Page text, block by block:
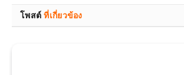
โพสต์ที่เกี่ยวข้อง